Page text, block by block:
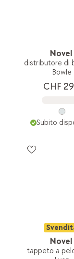
Novel
distributore di
Bowle
CHF 29
Subito
Novel
tappeto a